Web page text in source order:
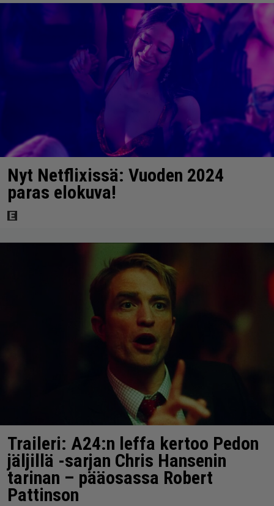
Nyt Netflixissä: Vuoden 2024
paras elokuva!
Traileri: A24:n leffa kertoo Pedon
jäljillä -sarjan Chris Hansenin
tarinan – pääosassa Robert
Pattinson